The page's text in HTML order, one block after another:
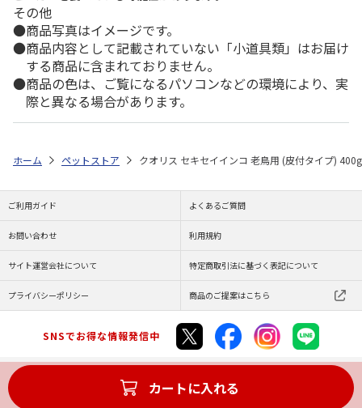
その他
商品写真はイメージです。
商品内容として記載されていない「小道具類」はお届け
する商品に含まれておりません。
商品の色は、ご覧になるパソコンなどの環境により、実
際と異なる場合があります。
カートに入れる
ホーム ペットストア クオリス セキセイインコ 老鳥用 (皮付タイプ) 400g
ご利用ガイド よくあるご質問
お問い合わせ 利用規約
サイト運営会社について 特定商取引法に基づく表記について
プライバシーポリシー 商品のご提案はこちら
SNSでお得な情報発信中